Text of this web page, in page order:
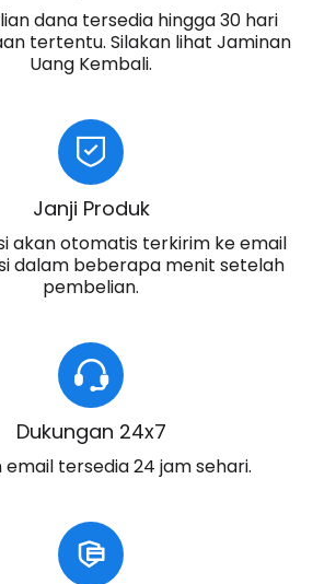
dana tersedia hingga 30 hari
tertentu. Silakan lihat Jaminan
Uang Kembali.
Janji Produk
akan otomatis terkirim ke email
dalam beberapa menit setelah
pembelian.
Dukungan 24x7
email tersedia 24 jam sehari.